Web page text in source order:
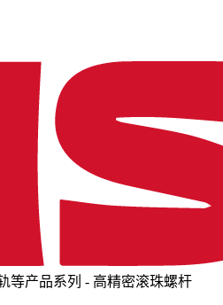
等产品系列 - 高精密滚珠螺杆